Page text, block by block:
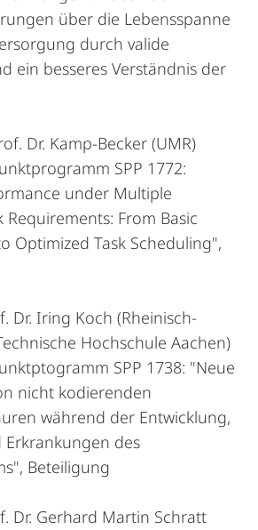
über die Lebensspanne
durch valide
ein besseres Verständnis der
Dr. Kamp-Becker (UMR)
SPP 1772:
under Multiple
Requirements: From Basic
Optimized Task Scheduling",
Dr. Iring Koch (Rheinisch-
Hochschule Aachen)
SPP 1738: "Neue
nicht kodierenden
während der Entwicklung,
Erkrankungen des
Beteiligung
Dr. Gerhard Martin Schratt